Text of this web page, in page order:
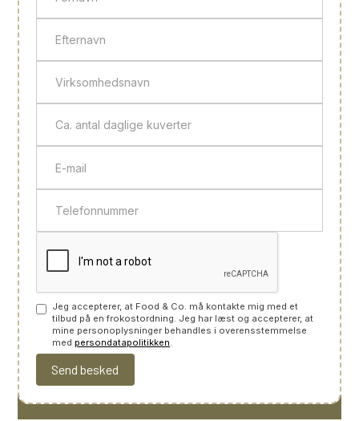
Jeg accepterer, at Food & Co. må kontakte mig med et
tilbud på en frokostordning. Jeg har læst og accepterer, at
mine personoplysninger behandles i overensstemmelse
med persondatapolitikken